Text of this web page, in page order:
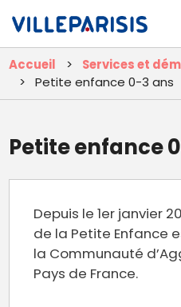
Accueil Services et
Petite enfance 0-3 ans
Petite enfance
Depuis le 1er janvier
de la Petite Enfance
la Communauté
Pays de France.